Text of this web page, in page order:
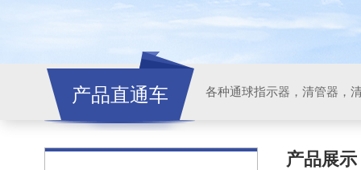
产品直通车 各种通球指示器，清管器，
产品展示